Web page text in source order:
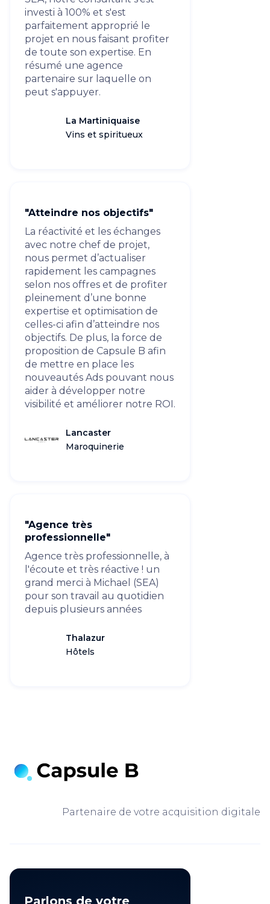
investi à 100% et s'est
parfaitement approprié le
projet en nous faisant profiter
de toute son expertise. En
résumé une agence
partenaire sur laquelle on
peut s'appuyer.
La Martiniquaise
Vins et spiritueux
"Atteindre nos objectifs"
La réactivité et les échanges
avec notre chef de projet,
nous permet d’actualiser
rapidement les campagnes
selon nos offres et de profiter
pleinement d’une bonne
expertise et optimisation de
celles-ci afin d’atteindre nos
objectifs. De plus, la force de
proposition de Capsule B afin
de mettre en place les
nouveautés Ads pouvant nous
aider à développer notre
visibilité et améliorer notre ROI.
Lancaster
Maroquinerie
"Agence très
professionnelle"
Agence très professionnelle, à
l'écoute et très réactive ! un
grand merci à Michael (SEA)
pour son travail au quotidien
depuis plusieurs années
Thalazur
Hôtels
Partenaire de votre acquisition digitale
Parlons de votre